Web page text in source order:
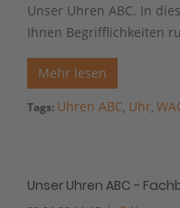
Unser Uhren ABC. In
Ihnen Begrifflichkeiten
Mehr lesen
Tags: Uhren ABC, Uhr,
Unser Uhren ABC -